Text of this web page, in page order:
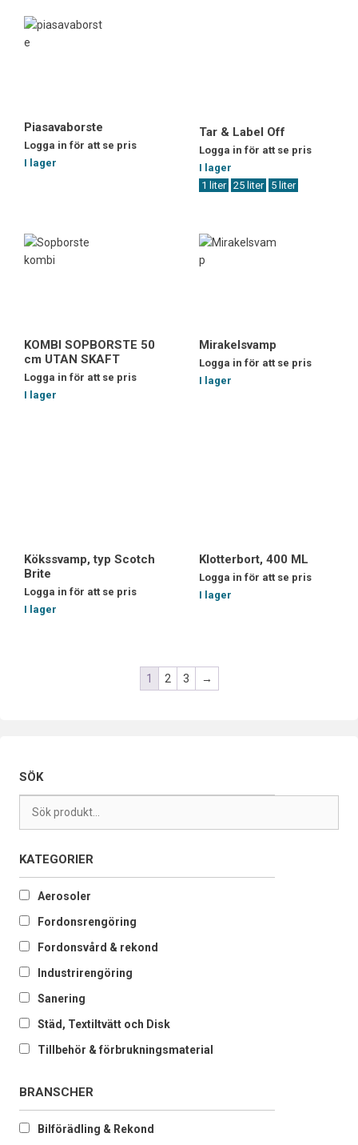
Piasavaborste
Logga in för att se pris
I lager
Tar & Label Off
Logga in för att se pris
I lager
1 liter 25 liter 5 liter
KOMBI SOPBORSTE 50
cm UTAN SKAFT
Logga in för att se pris
I lager
Mirakelsvamp
Logga in för att se pris
I lager
Kökssvamp, typ Scotch
Brite
Logga in för att se pris
I lager
Klotterbort, 400 ML
Logga in för att se pris
I lager
1 2 3 →
SÖK
KATEGORIER
Aerosoler
Fordonsrengöring
Fordonsvård & rekond
Industrirengöring
Sanering
Städ, Textiltvätt och Disk
Tillbehör & förbrukningsmaterial
BRANSCHER
Bilförädling & Rekond